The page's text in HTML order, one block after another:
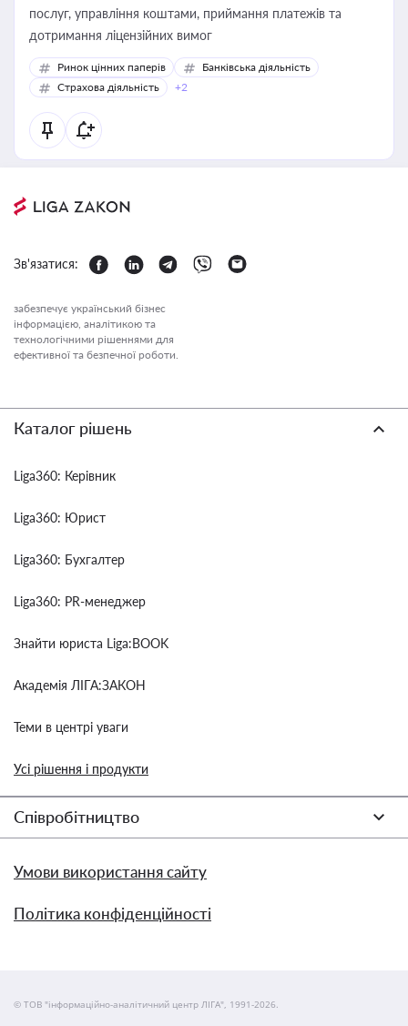
послуг, управління коштами, приймання платежів та
дотримання ліцензійних вимог
Ринок цінних паперів
Банківська діяльність
Страхова діяльність
+2
Зв'язатися:
забезпечує український бізнес
інформацією, аналітикою та
технологічними рішеннями для
ефективної та безпечної роботи.
Каталог рішень
Liga360: Керівник
Liga360: Юрист
Liga360: Бухгалтер
Liga360: PR-менеджер
Знайти юриста Liga:BOOK
Академія ЛІГА:ЗАКОН
Теми в центрі уваги
Усі рішення і продукти
Співробітництво
Умови використання сайту
Політика конфіденційності
© ТОВ "інформаційно-аналітичний центр ЛІГА", 1991-2026.